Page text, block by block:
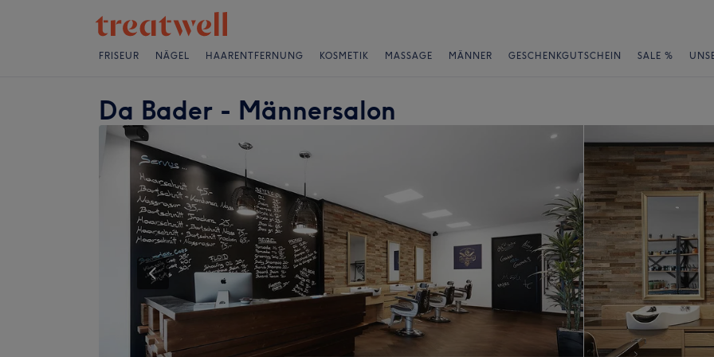
FRISEUR NÄGEL HAARENTFERNUNG KOSMETIK MASSAGE MÄNNER GESCHENKGUTSCHEIN SALE %
Da Bader - Männersalon